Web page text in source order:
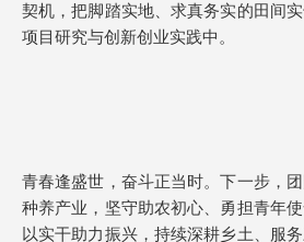
契机，把脚踏实地、求真务实的田间
项目研究与创新创业实践中。
青春逢盛世，奋斗正当时。下一步，
种养产业，坚守助农初心、勇担青年使
以实干助力振兴，持续深耕乡土、服